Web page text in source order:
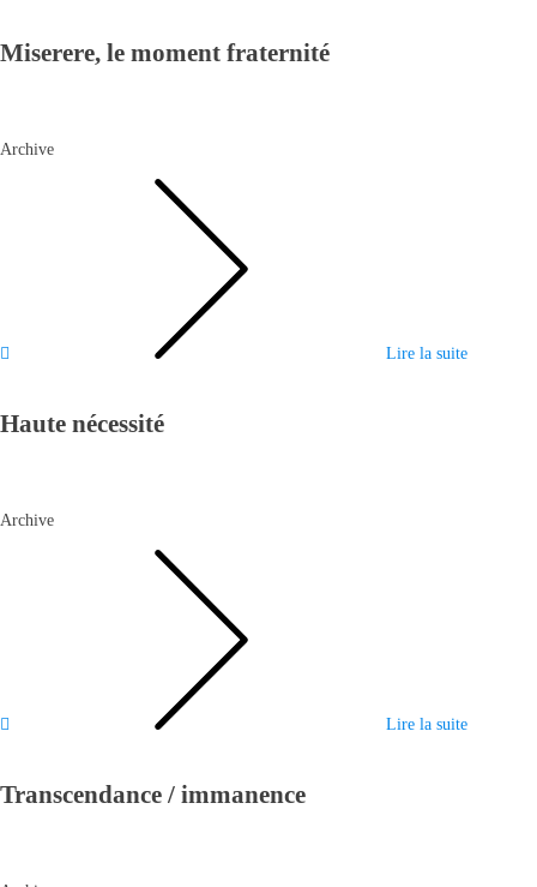
Miserere, le moment fraternité
Archive
Lire la suite
Haute nécessité
Archive
Lire la suite
Transcendance / immanence